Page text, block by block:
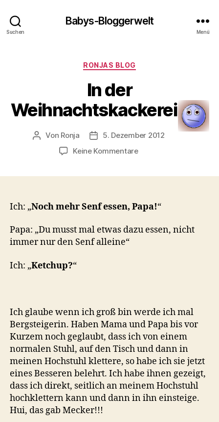
Suchen
Babys-Bloggerwelt
Menü
Kategorien
RONJAS BLOG
In der
Weihnachtskackerei
Beitragsautor
Von Ronja Veröffentlichungsdatum
5. Dezember 2012
Keine Kommentarezu
Ich: „Noch mehr Senf essen, Papa!“
Papa: „Du musst mal etwas dazu essen, nicht
immer nur den Senf alleine“
Ich: „Ketchup?“
Ich glaube wenn ich groß bin werde ich mal
Bergsteigerin. Haben Mama und Papa bis vor
Kurzem noch geglaubt, dass ich von einem
normalen Stuhl, auf den Tisch und dann in
meinen Hochstuhl klettere, so habe ich sie jetzt
eines Besseren belehrt. Ich habe ihnen gezeigt,
dass ich direkt, seitlich an meinem Hochstuhl
hochklettern kann und dann in ihn einsteige.
Hui, das gab Mecker!!!